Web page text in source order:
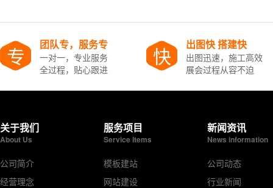
专 团队专，服务专
一对一，专业服务
全过程，贴心跟进
快 出图快 搭建快
出图迅速，施工高效
展会过程从容不迫
关于我们
About Us
公司简介
经营理念
服务项目
Service Items
模板建站
网站建设
新闻资讯
News information
公司动态
行业新闻